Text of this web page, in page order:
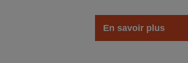
En savoir plus